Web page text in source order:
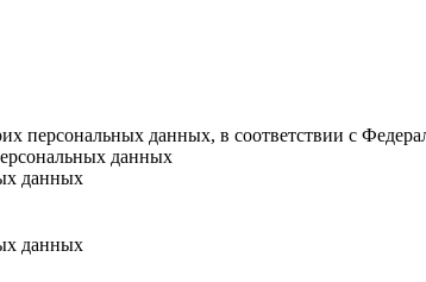
персональных данных, в соответствии с
данных
данных
данных